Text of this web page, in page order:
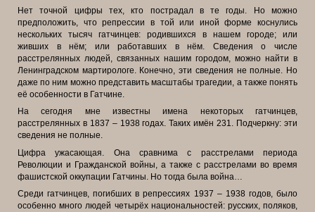
Нет точной цифры тех, кто пострадал в те годы. Но можно
предположить, что репрессии в той или иной форме коснулись
нескольких тысяч гатчинцев: родившихся в нашем городе; или
живших в нём; или работавших в нём. Сведения о числе
расстрелянных людей, связанных нашим городом, можно найти в
Ленинградском мартирологе. Конечно, эти сведения не полные. Но
даже по ним можно представить масштабы трагедии, а также понять
её особенности в Гатчине.
На сегодня мне известны имена некоторых гатчинцев,
расстрелянных в 1837 – 1938 годах. Таких имён 231. Подчеркну: эти
сведения не полные.
Цифра ужасающая. Она сравнима с расстрелами периода
Революции и Гражданской войны, а также с расстрелами во время
фашистской оккупации Гатчины. Но тогда была война…
Среди гатчинцев, погибших в репрессиях 1937 – 1938 годов, было
особенно много людей четырёх национальностей: русских, поляков,